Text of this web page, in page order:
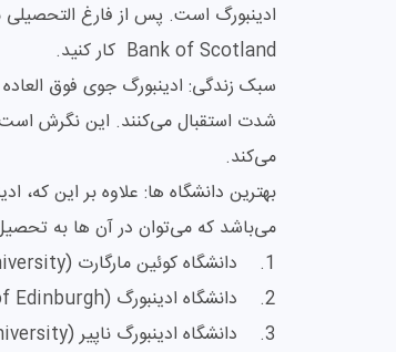
Bank of Scotland کار کنید.
سبک زندگی: ادینبورگ جوی فوق
شدت استقبال می‌کنند. این نگرش است
می‌کند.
بهترین دانشگاه ها: علاوه بر این که،
می‌باشد که می‌توان در آن ها به
1. دانشگاه کوئین مارگارت (Queen Margaret University)
2. دانشگاه ادینبورگ (University of Edinburgh)
3. دانشگاه ادینبورگ ناپیر (Edinburgh Napier University)